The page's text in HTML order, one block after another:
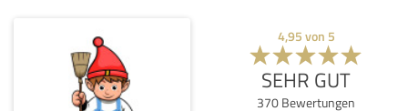
4,95 von 5
SEHR GUT
370 Bewertungen